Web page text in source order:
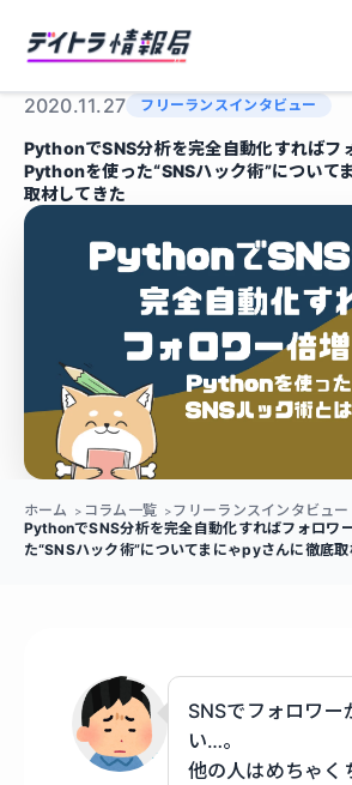
2020.11.27 フリーランスインタビュー
PythonでSNS分析を完全自動化すればフ
Pythonを使った“SNSハック術”について
取材してきた
ホーム コラム一覧
フリーランスインタビュー
PythonでSNS分析を完全自動化すればフォロワ
た“SNSハック術”についてまにゃpyさんに徹底
SNSでフォロワー
い…。
他の人はめちゃく